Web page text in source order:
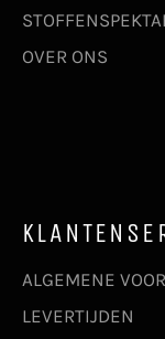
OVER ONS
ALGEMENE
LEVERTIJDEN